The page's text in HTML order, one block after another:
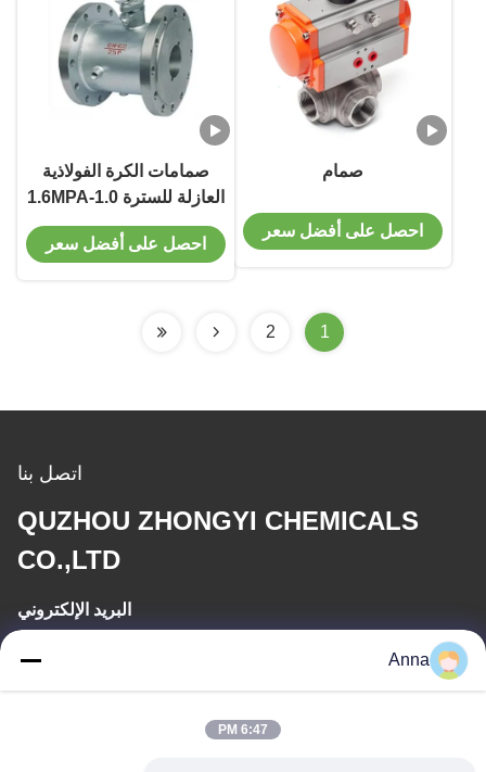
صمام
احصل على أفضل سعر
صمامات الكرة الفولاذية
العازلة للسترة 1.0-1.6MPA
ضغط العمل
احصل على أفضل سعر
1
2
اتصل بنا
QUZHOU ZHONGYI CHEMICALS
CO.,LTD
البريد الإلكتروني
wfmbeide@163.com
Anna
6:47 PM